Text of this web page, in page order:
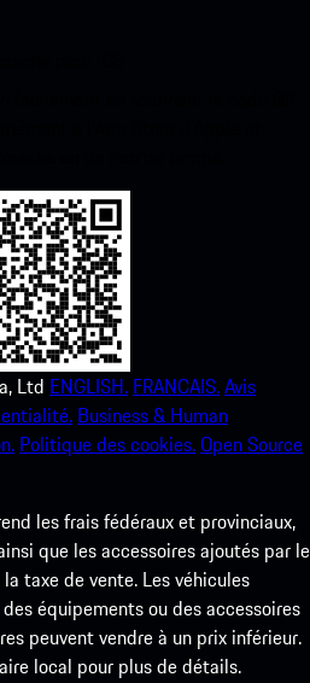
Ltd ENGLISH. FRANCAIS.Avis
Business & Human
Politique des cookies.Open Source
les frais fédéraux et provinciaux,
que les accessoires ajoutés par le
taxe de vente. Les véhicules
équipements ou des accessoires
peuvent vendre à un prix inférieur.
local pour plus de détails.